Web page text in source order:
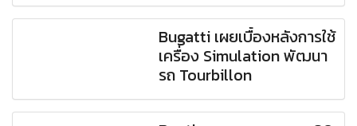
Bugatti เผยเบื้องหลังการใช้
เครื่อง Simulation พัฒนา
รถ Tourbillon